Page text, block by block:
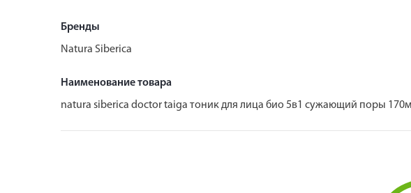
Бренды
Natura Siberica
Наименование товара
natura siberica doctor taiga тоник для лица био 5в1 сужающий поры